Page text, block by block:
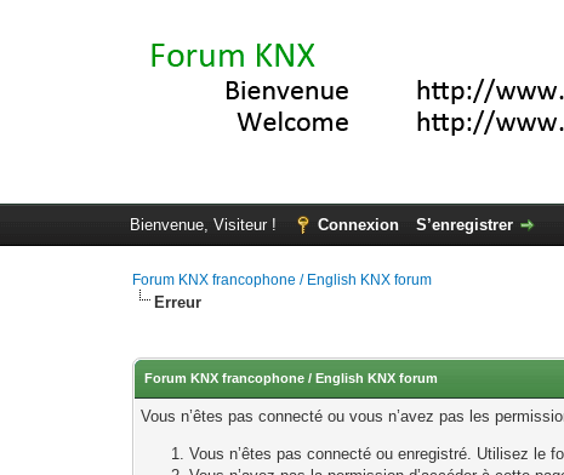
Bienvenue, Visiteur ! Connexion S’enregistrer
Forum KNX francophone / English KNX forum
Erreur
Forum KNX francophone / English KNX forum
Vous n’êtes pas connecté ou vous n’avez pas les
Vous n’êtes pas connecté ou enregistré. Utilisez le